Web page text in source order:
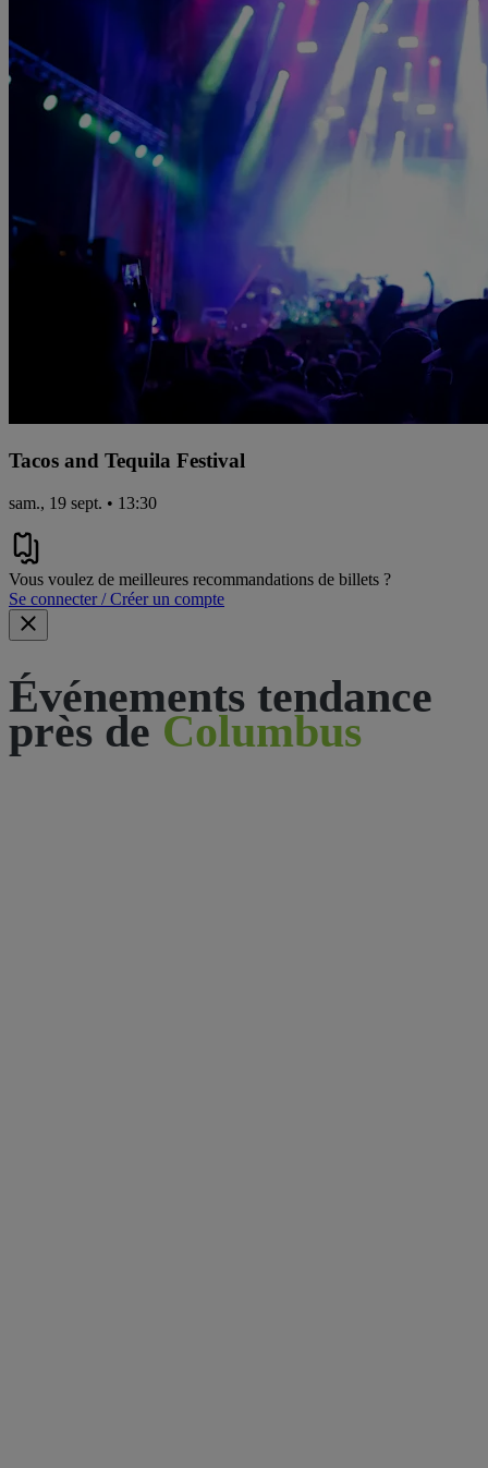
Tacos and Tequila Festival
sam., 19 sept. • 13:30
Vous voulez de meilleures recommandations de billets ?
Se connecter / Créer un compte
Événements tendance
près de Columbus